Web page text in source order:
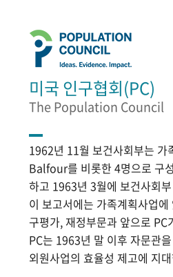
미국 인구협회(PC)
The Population Council
1962년 11월 보건사회부는 가
Balfour를 비롯한 4명으로 구
하고 1963년 3월에 보건사회
이 보고서에는 가족계획사업
구평가, 재정부문과 앞으로
PC는 1963년 말 이후 자문관
외원사업의 효율성 제고에 지